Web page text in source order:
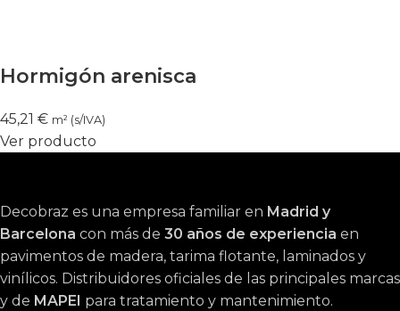
Hormigón arenisca
45,21 € m² (s/IVA)
Ver producto
Decobraz es una empresa familiar en Madrid y
Barcelona con más de 30 años de experiencia en
pavimentos de madera, tarima flotante, laminados y
vinílicos. Distribuidores oficiales de las principales marcas
y de MAPEI para tratamiento y mantenimiento.